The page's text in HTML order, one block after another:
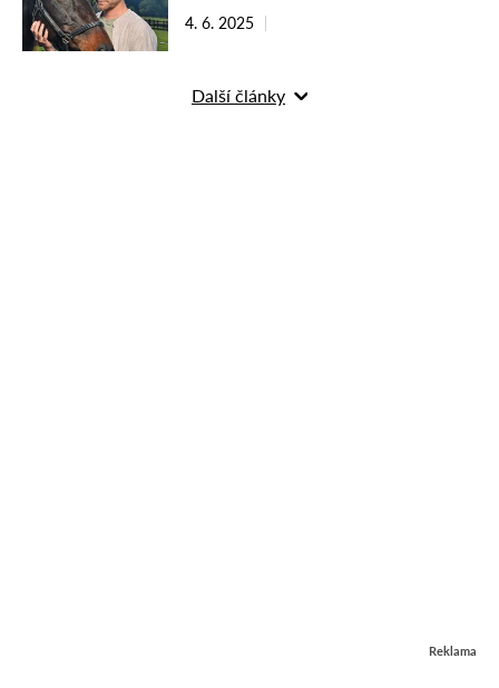
4. 6. 2025
Další články
Reklama